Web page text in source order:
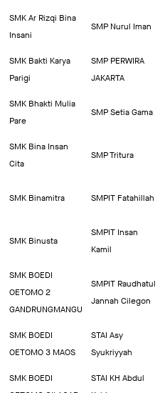
SMK Ar Rizqi Bina
Insani
SMP Nurul Iman
SMK Bakti Karya
Parigi
SMP PERWIRA
JAKARTA
SMK Bhakti Mulia
Pare
SMP Setia Gama
SMK Bina Insan
Cita
SMP Tritura
SMK Binamitra SMPIT Fatahillah
SMK Binusta
SMPIT Insan
Kamil
SMK BOEDI
OETOMO 2
GANDRUNGMANGU
SMPIT Raudhatul
Jannah Cilegon
SMK BOEDI
OETOMO 3 MAOS
STAI Asy
Syukriyyah
SMK BOEDI
STAI KH Abdul